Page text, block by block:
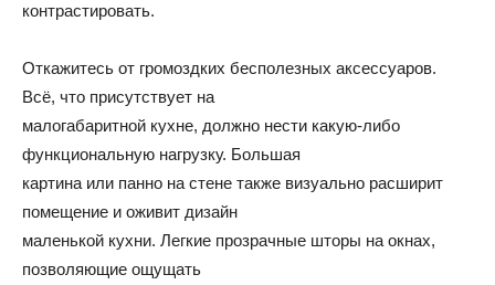
дизайне
контрастировать.
Откажитесь от громоздких бесполезных аксессуаров.
Всё, что присутствует на
малогабаритной кухне, должно нести какую-либо
функциональную нагрузку. Большая
картина или панно на стене также визуально расширит
помещение и оживит дизайн
маленькой кухни. Легкие прозрачные шторы на окнах,
позволяющие ощущать